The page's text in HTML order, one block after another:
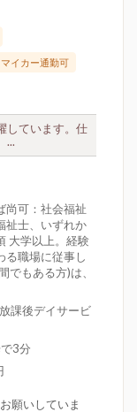
イカー通勤可
しています。仕
...
尚可：社会福祉
祉士、いずれか
大学以上。経験
る職場に従事し
でもある方)は、
課後デイサービ
3分
願いしていま